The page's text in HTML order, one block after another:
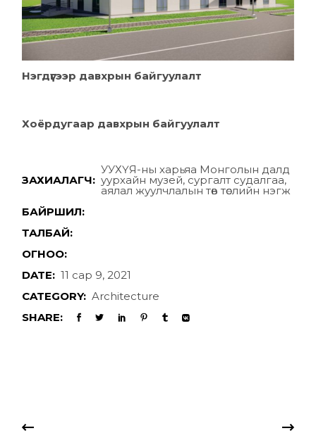
Нэгдүгээр давхрын байгуулалт
Хоёрдугаар давхрын байгуулалт
ЗАХИАЛАГЧ:
УУХҮЯ-ны харьяа Монголын далд
уурхайн музей, сургалт судалгаа,
аялал жуулчлалын төв төслийн нэгж
БАЙРШИЛ:
ТАЛБАЙ:
ОГНОО:
DATE: 11 сар 9, 2021
CATEGORY: Architecture
SHARE: